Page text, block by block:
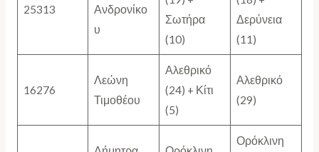
25313
Ανδρονίκο
υ
Σωτήρα
(10)
Δερύνεια
(11)
16276
Λεώνη
Τιμοθέου
Αλεθρικό
(24) + Κίτι
(5)
Αλεθρικό
(29)
Ορόκλινη